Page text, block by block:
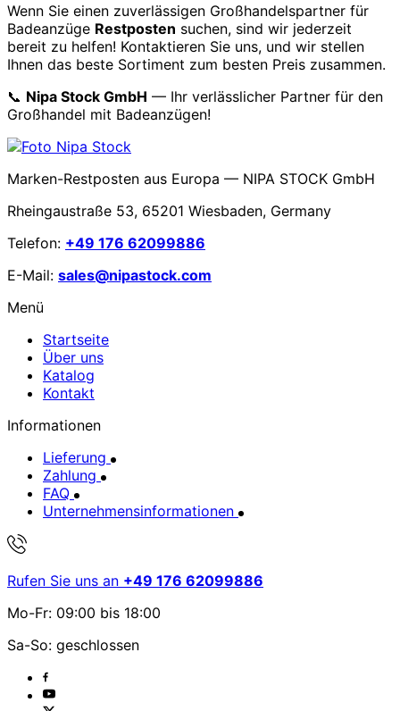
Wenn Sie einen zuverlässigen Großhandelspartner für
Badeanzüge Restposten suchen, sind wir jederzeit
bereit zu helfen! Kontaktieren Sie uns, und wir stellen
Ihnen das beste Sortiment zum besten Preis zusammen.
📞 Nipa Stock GmbH — Ihr verlässlicher Partner für den
Großhandel mit Badeanzügen!
Marken-Restposten aus Europa — NIPA STOCK GmbH
Rheingaustraße 53, 65201 Wiesbaden, Germany
Telefon: +49 176 62099886
E-Mail: sales@nipastock.com
Menü
Startseite
Über uns
Katalog
Kontakt
Informationen
Lieferung
Zahlung
FAQ
Unternehmensinformationen
Rufen Sie uns an +49 176 62099886
Mo-Fr: 09:00 bis 18:00
Sa-So: geschlossen